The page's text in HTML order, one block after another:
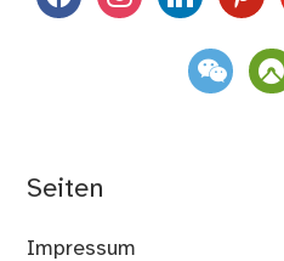
weixin
Seiten
Impressum